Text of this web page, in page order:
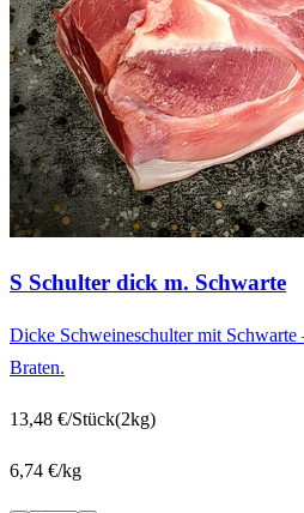
S Schulter dick m. Schwarte
Dicke Schweineschulter mit Schwarte
Braten.
13,48 €/Stück(2kg)
6,74 €/kg